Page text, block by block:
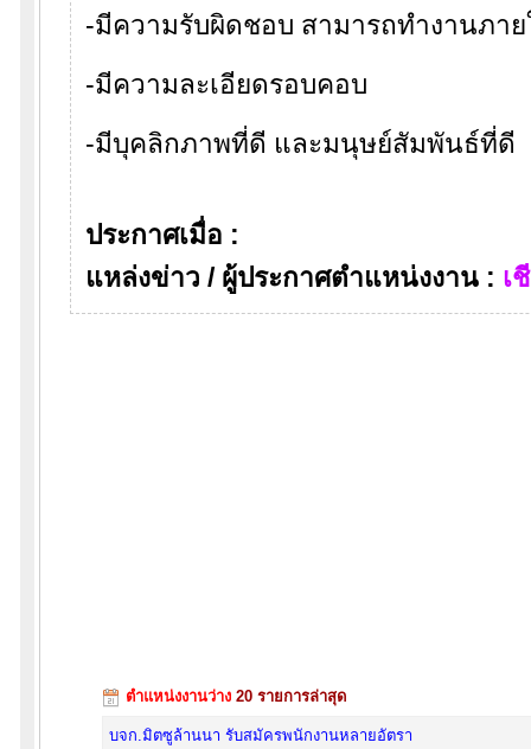
-มีความรับผิดชอบ สามารถทำงานภา
-มีความละเอียดรอบคอบ
-มีบุคลิกภาพที่ดี และมนุษย์สัมพันธ์ที่ดี
ประกาศเมื่อ :
แหล่งข่าว / ผู้ประกาศตำแหน่งงาน : เ
ตำแหน่งงานว่าง 20 รายการล่าสุด
บจก.มิตซูล้านนา รับสมัครพนักงานหลายอัตรา